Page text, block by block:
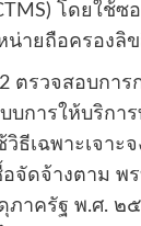
โดยใช้
น่ายถือครองลิ
ตรวจสอบการ
บการให้บริกา
วิธีเฉพาะเจาะ
จัดจ้างตาม พ
ภาครัฐ พ.ศ. ๒๕